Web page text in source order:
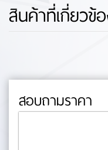
สินค้าที่เกี่ยวข้
สอบถามราคา